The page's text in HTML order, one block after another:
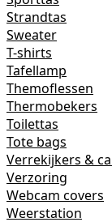
Strandtas
Sweater
T-shirts
Tafellamp
Themoflessen
Thermobekers
Toilettas
Tote bags
Verrekijkers &
Verzoring
Webcam covers
Weerstation